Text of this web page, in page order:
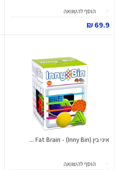
הוסף להשוואה
69.9 ₪
איני בין (Inny Bin) - Fat Brain ...
הוסף להשוואה